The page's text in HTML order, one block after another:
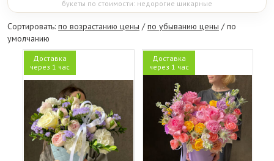
букеты по стоимости: недорогие шикарные
Сортировать: по возрастанию цены /по убыванию цены / по
умолчанию
Доставка
через 1 час
Доставка
через 1 час